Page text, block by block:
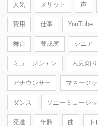
人気 メリット 声
費用 仕事 YouTube
舞台 養成所 シニア
ミュージシャン 人見知り
アナウンサー マネージ
ダンス ソニーミュージッ
発達 年齢 曲 ト